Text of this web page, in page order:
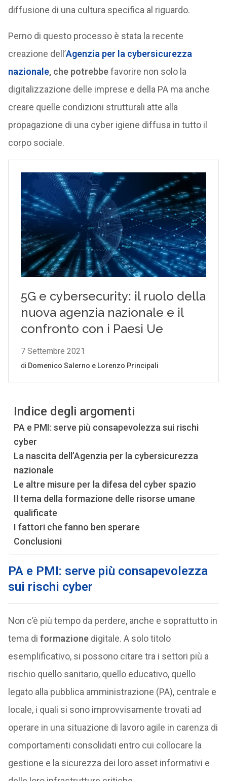
diffusione di una cultura specifica al riguardo.
Perno di questo processo è stata la recente
creazione dell’Agenzia per la cybersicurezza
nazionale, che potrebbefavorire non solo la
digitalizzazione delle imprese e della PA ma anche
creare quelle condizioni strutturali atte alla
propagazione di una cyber igiene diffusa in tutto il
corpo sociale.
Indice degli argomenti
PA e PMI: serve più consapevolezza sui rischi
cyber
La nascita dell’Agenzia per la cybersicurezza
nazionale
Le altre misure per la difesa del cyber spazio
Il tema della formazione delle risorse umane
qualificate
I fattori che fanno ben sperare
Conclusioni
PA e PMI: serve più consapevolezza
sui rischi cyber
Non c’è più tempo da perdere, anche e soprattutto in
tema di formazionedigitale. A solo titolo
esemplificativo, si possono citare tra i settori più a
rischio quello sanitario, quello educativo, quello
legato alla pubblica amministrazione (PA), centrale e
locale, i quali si sono improvvisamente trovati ad
operare in una situazione di lavoro agile in carenza di
comportamenti consolidati entro cui collocare la
gestione e la sicurezza dei loro asset informativi e